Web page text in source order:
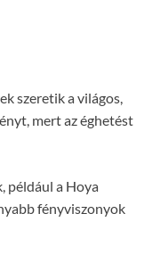
szeretik a világos,
mert az éghetést
például a Hoya
fényviszonyok